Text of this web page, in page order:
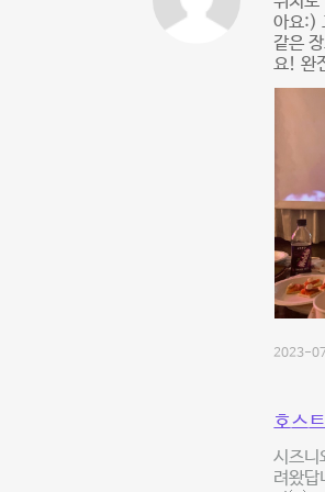
아요:)
같은
요! 완
2023-
호스
시즈니
려왔